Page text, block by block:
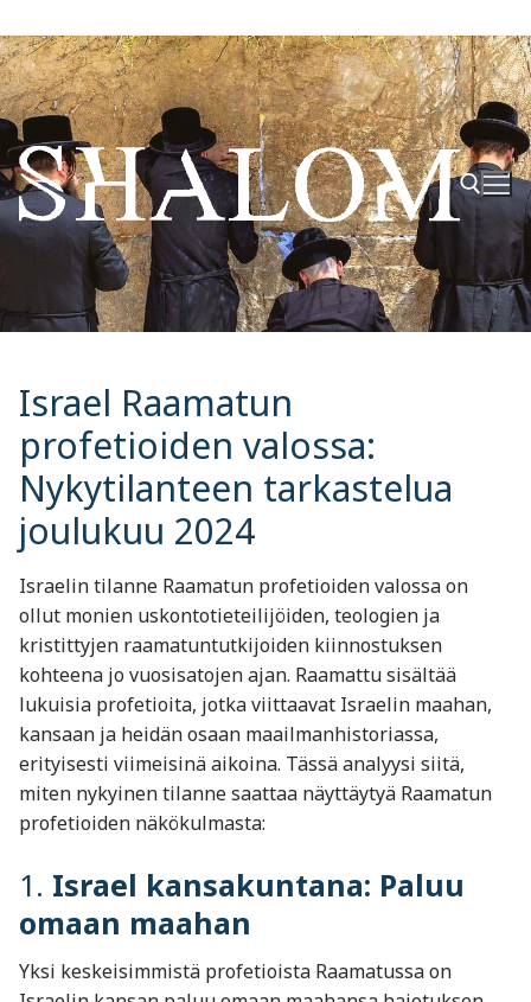
Hyppää
sisältöön
Hae:
Israel Raamatun
profetioiden valossa:
Nykytilanteen tarkastelua
joulukuu 2024
Israelin tilanne Raamatun profetioiden valossa on
ollut monien uskontotieteilijöiden, teologien ja
kristittyjen raamatuntutkijoiden kiinnostuksen
kohteena jo vuosisatojen ajan. Raamattu sisältää
lukuisia profetioita, jotka viittaavat Israelin maahan,
kansaan ja heidän osaan maailmanhistoriassa,
erityisesti viimeisinä aikoina. Tässä analyysi siitä,
miten nykyinen tilanne saattaa näyttäytyä Raamatun
profetioiden näkökulmasta:
1. Israel kansakuntana: Paluu
omaan maahan
Yksi keskeisimmistä profetioista Raamatussa on